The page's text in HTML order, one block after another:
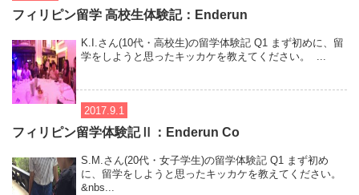
フィリピン留学 高校生体験記：Enderun
K.I.さん(10代・高校生)の留学体験記 Q1 まず初めに、留
学をしようと思ったキッカケを教えてください。 ...
2017.9.1
フィリピン留学体験記Ⅱ：Enderun Co
S.M.さん(20代・女子学生)の留学体験記 Q1 まず初め
に、留学をしようと思ったキッカケを教えてください。
&nbs...